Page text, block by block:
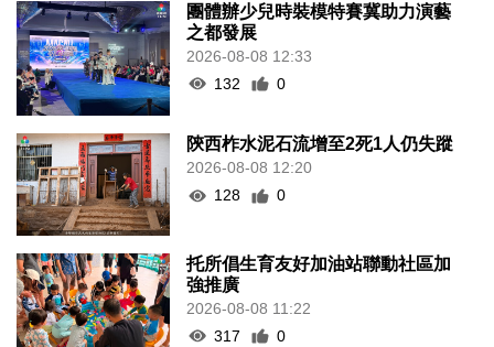
團體辦少兒時裝模特賽冀助力演藝
之都發展
2026-08-08 12:33
132
0
陝西柞水泥石流增至2死1人仍失蹤
2026-08-08 12:20
128
0
托所倡生育友好加油站聯動社區加
強推廣
2026-08-08 11:22
317
0